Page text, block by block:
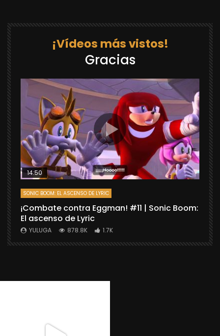
¡Vídeos más vistos!
Gracias
14:50
SONIC BOOM: EL ASCENSO DE LYRIC
¡Combate contra Eggman! #11 | Sonic Boom:
El ascenso de Lyric
YULUGA 878.8K 1.7K